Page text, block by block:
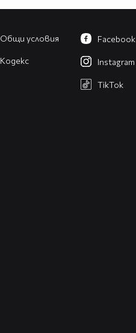
Общи условия
Кодекс
Facebook
Instagram
TikTok